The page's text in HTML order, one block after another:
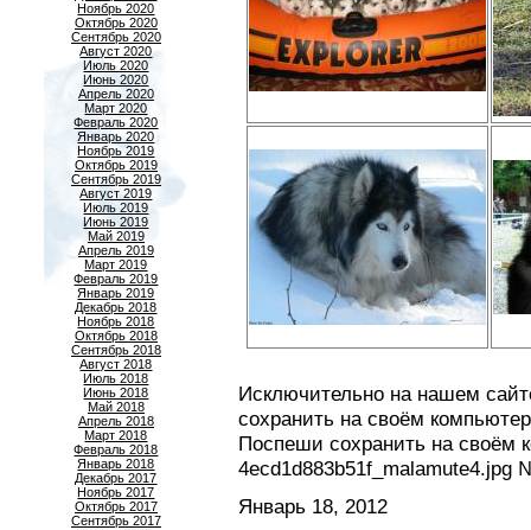
Ноябрь 2020
Октябрь 2020
Сентябрь 2020
Август 2020
Июль 2020
Июнь 2020
Апрель 2020
Март 2020
Февраль 2020
Январь 2020
Ноябрь 2019
Октябрь 2019
Сентябрь 2019
Август 2019
Июль 2019
Июнь 2019
Май 2019
Апрель 2019
Март 2019
Февраль 2019
Январь 2019
Декабрь 2018
Ноябрь 2018
Октябрь 2018
Сентябрь 2018
Август 2018
Июль 2018
Июнь 2018
Май 2018
Апрель 2018
Март 2018
Февраль 2018
Январь 2018
Декабрь 2017
Ноябрь 2017
Октябрь 2017
Сентябрь 2017
Исключительно на нашем
сохранить на своём
Поспеши сохранить на своём
4ecd1d883b51f_malamute4.jpg
Январь 18, 2012